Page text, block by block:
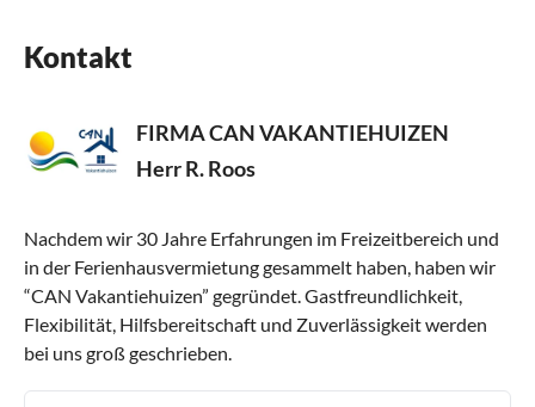
Kontakt
FIRMA CAN VAKANTIEHUIZEN
Herr R. Roos
Nachdem wir 30 Jahre Erfahrungen im Freizeitbereich und
in der Ferienhausvermietung gesammelt haben, haben wir
“CAN Vakantiehuizen” gegründet. Gastfreundlichkeit,
Flexibilität, Hilfsbereitschaft und Zuverlässigkeit werden
bei uns groß geschrieben.